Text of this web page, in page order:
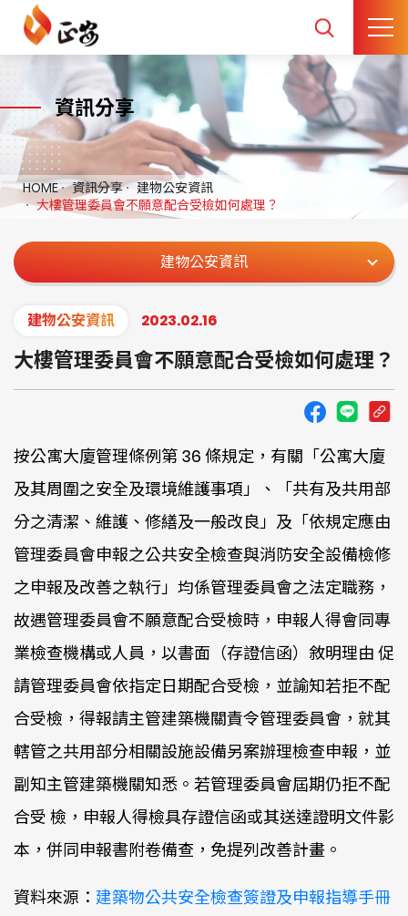
資訊分享
HOME 資訊分享
建物公安資訊
大樓管理委員會不願意配合受檢如何處理？
建物公安資訊
建物公安資訊 2023.02.16
大樓管理委員會不願意配合受檢如何處理？
按公寓大廈管理條例第 36 條規定，有關「公寓大廈
及其周圍之安全及環境維護事項」、「共有及共用部
分之清潔、維護、修繕及一般改良」及「依規定應由
管理委員會申報之公共安全檢查與消防安全設備檢修
之申報及改善之執行」均係管理委員會之法定職務，
故遇管理委員會不願意配合受檢時，申報人得會同專
業檢查機構或人員，以書面（存證信函）敘明理由 促
請管理委員會依指定日期配合受檢，並諭知若拒不配
合受檢，得報請主管建築機關責令管理委員會，就其
轄管之共用部分相關設施設備另案辦理檢查申報，並
副知主管建築機關知悉。若管理委員會屆期仍拒不配
合受 檢，申報人得檢具存證信函或其送達證明文件影
本，併同申報書附卷備查，免提列改善計畫。
資料來源： 建築物公共安全檢查簽證及申報指導手冊